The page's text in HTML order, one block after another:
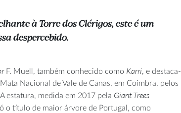
à Torre dos Clérigos, este é um
despercebido.
F. Muell, também conhecido como Karri, e destaca-
Nacional de Vale de Canas, em Coimbra, pelos
estatura, medida em 2017 pela Giant Trees
o título de maior árvore de Portugal, como